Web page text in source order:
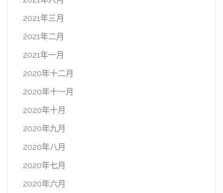
2021年三月
2021年二月
2021年一月
2020年十二月
2020年十一月
2020年十月
2020年九月
2020年八月
2020年七月
2020年六月